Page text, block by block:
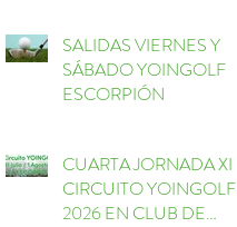
SALIDAS VIERNES Y
SÁBADO YOINGOLF
ESCORPIÓN
CUARTA JORNADA XI
CIRCUITO YOINGOLF
2026 EN CLUB DE